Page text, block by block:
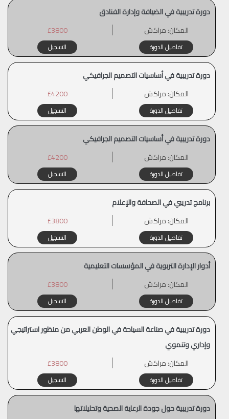
دورة تدريبية في الضيافة وإدارة الفنادق
المكان:مراكش £3800
تفاصيل الدورة التسجيل
دورة تدريبية في أساسيات التصميم الجرافيكي
المكان:مراكش £4200
تفاصيل الدورة التسجيل
دورة تدريبية في أساسيات التصميم الجرافيكي
المكان:مراكش £4200
تفاصيل الدورة التسجيل
برنامج تدريبي في الصحافة والإعلام
المكان:مراكش £3800
تفاصيل الدورة التسجيل
أدوار الإدارة التربوية في المؤسسات التعليمية
المكان:مراكش £3800
تفاصيل الدورة التسجيل
دورة تدريبية في صناعة السياحة في الوطن العربي من منظور استراتيجي
وإداري وتنموي
المكان:مراكش £3800
تفاصيل الدورة التسجيل
دورة تدريبية حول جودة الرعاية الصحية وتحليلاتها